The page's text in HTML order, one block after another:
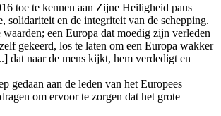
toe te kennen aan Zijne Heiligheid paus
solidariteit en de integriteit van de schepping.
een Europa dat moedig zijn verleden
gekeerd, los te laten om een Europa wakker
dat naar de mens kijkt, hem verdedigt en
gedaan aan de leden van het Europees
om ervoor te zorgen dat het grote